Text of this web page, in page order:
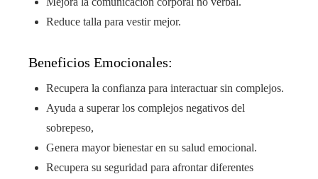
Reduce talla para vestir mejor.
Beneficios Emocionales:
Recupera la confianza para interactuar sin complejos.
Ayuda a superar los complejos negativos del
sobrepeso,
Genera mayor bienestar en su salud emocional.
Recupera su seguridad para afrontar diferentes